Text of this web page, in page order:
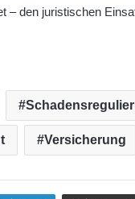
– den juristischen
Versicherung